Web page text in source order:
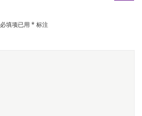
必填项已用 * 标注